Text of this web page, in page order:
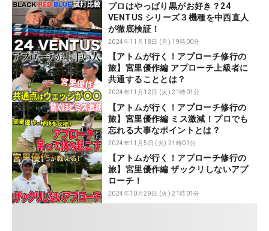
プロはやっぱり黒がお好き？24
VENTUS シリーズ３機種を中西直人
が徹底検証！
2024年11月18日 (月) 19時00分
【アトムが行く！アプローチ修行の
旅】宮里優作編 アプローチ上級者に
共通することとは？
2024年11月12日 (火) 21時01分
【アトムが行く！アプローチ修行の
旅】宮里優作編 ミス激減！プロでも
忘れる大事なポイントとは？
2024年11月5日 (火) 21時01分
【アトムが行く！アプローチ修行の
旅】宮里優作編 ザックリしないアプ
ローチ！
2024年10月29日 (火) 21時01分